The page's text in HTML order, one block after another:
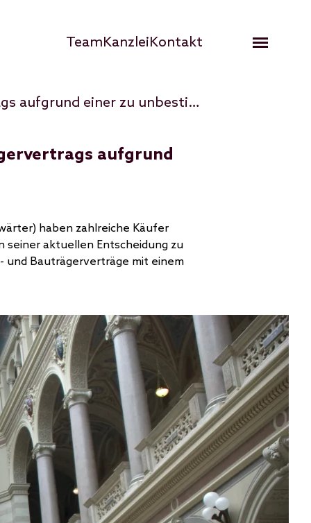
TeamKanzleiKontakt Open
Erfolg vor dem OGH │ Die Nichtigkeit eines Kauf- und Bauträgervertrags aufgrund einer zu unbestimmten Klausel
aufgrund
haben zahlreiche Käufer
aktuellen Entscheidung zu
und Bauträgerverträge mit einem